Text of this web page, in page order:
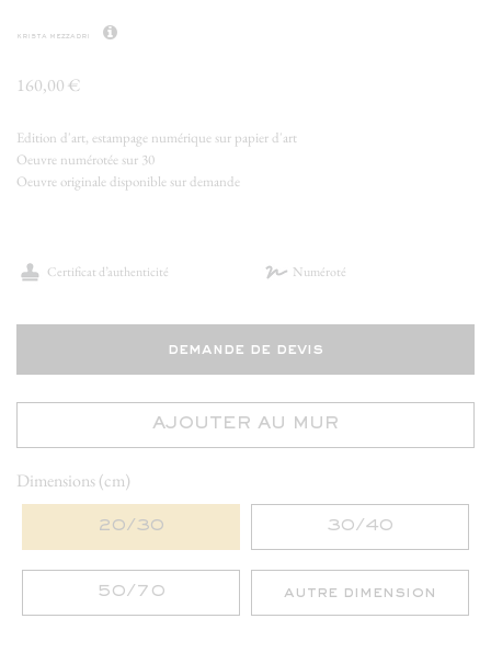
krista mezzadri
160,00 €
Edition d'art, estampage numérique sur papier d'art
Oeuvre numérotée sur 30
Oeuvre originale disponible sur demande
Certificat d’authenticité Numéroté
demande de devis
AJOUTER AU MUR
Dimensions (cm)
20/30 30/40
50/70 autre dimension